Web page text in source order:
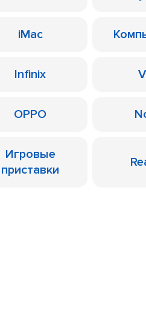
iMac
Infinix
OPPO
Игровые
приставки